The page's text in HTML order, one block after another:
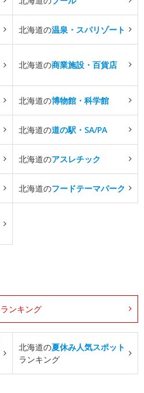
北海道の温泉・スパリゾート
北海道の商業施設・百貨店
北海道の博物館・科学館
北海道の道の駅・SA/PA
北海道のアスレチック
北海道のフードテーマパーク
ランキング
北海道の夏休み人気スポット
ランキング